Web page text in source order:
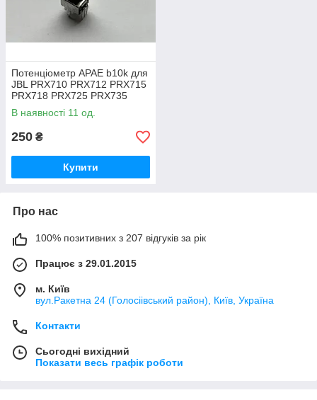
Потенціометр APAE b10k для
JBL PRX710 PRX712 PRX715
PRX718 PRX725 PRX735
PRX815 PRX835 PRX825
В наявності 11 од.
250 ₴
Купити
Про нас
100% позитивних з 207 відгуків за рік
Працює з 29.01.2015
м. Київ
вул.Ракетна 24 (Голосіівський район), Київ, Україна
Контакти
Сьогодні вихідний
Показати весь графік роботи